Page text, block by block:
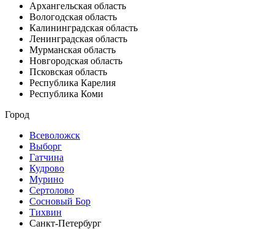
Архангельская область
Вологодская область
Калининградская область
Ленинградская область
Мурманская область
Новгородская область
Псковская область
Республика Карелия
Республика Коми
Город
Всеволожск
Выборг
Гатчина
Кудрово
Мурино
Сертолово
Сосновый Бор
Тихвин
Санкт-Петербург